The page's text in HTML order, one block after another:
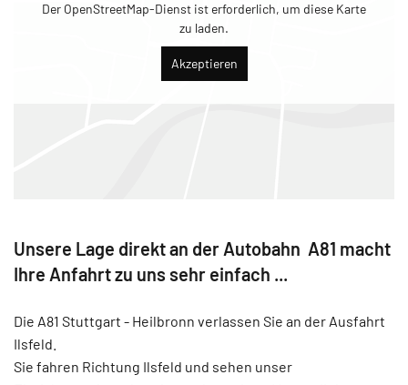
Der OpenStreetMap-Dienst ist erforderlich, um diese Karte
zu laden.
Akzeptieren
Unsere Lage direkt an der Autobahn A81 macht
Ihre Anfahrt zu uns sehr einfach ...
Die A81 Stuttgart - Heilbronn verlassen Sie an der Ausfahrt
Ilsfeld.
Sie fahren Richtung Ilsfeld und sehen unser